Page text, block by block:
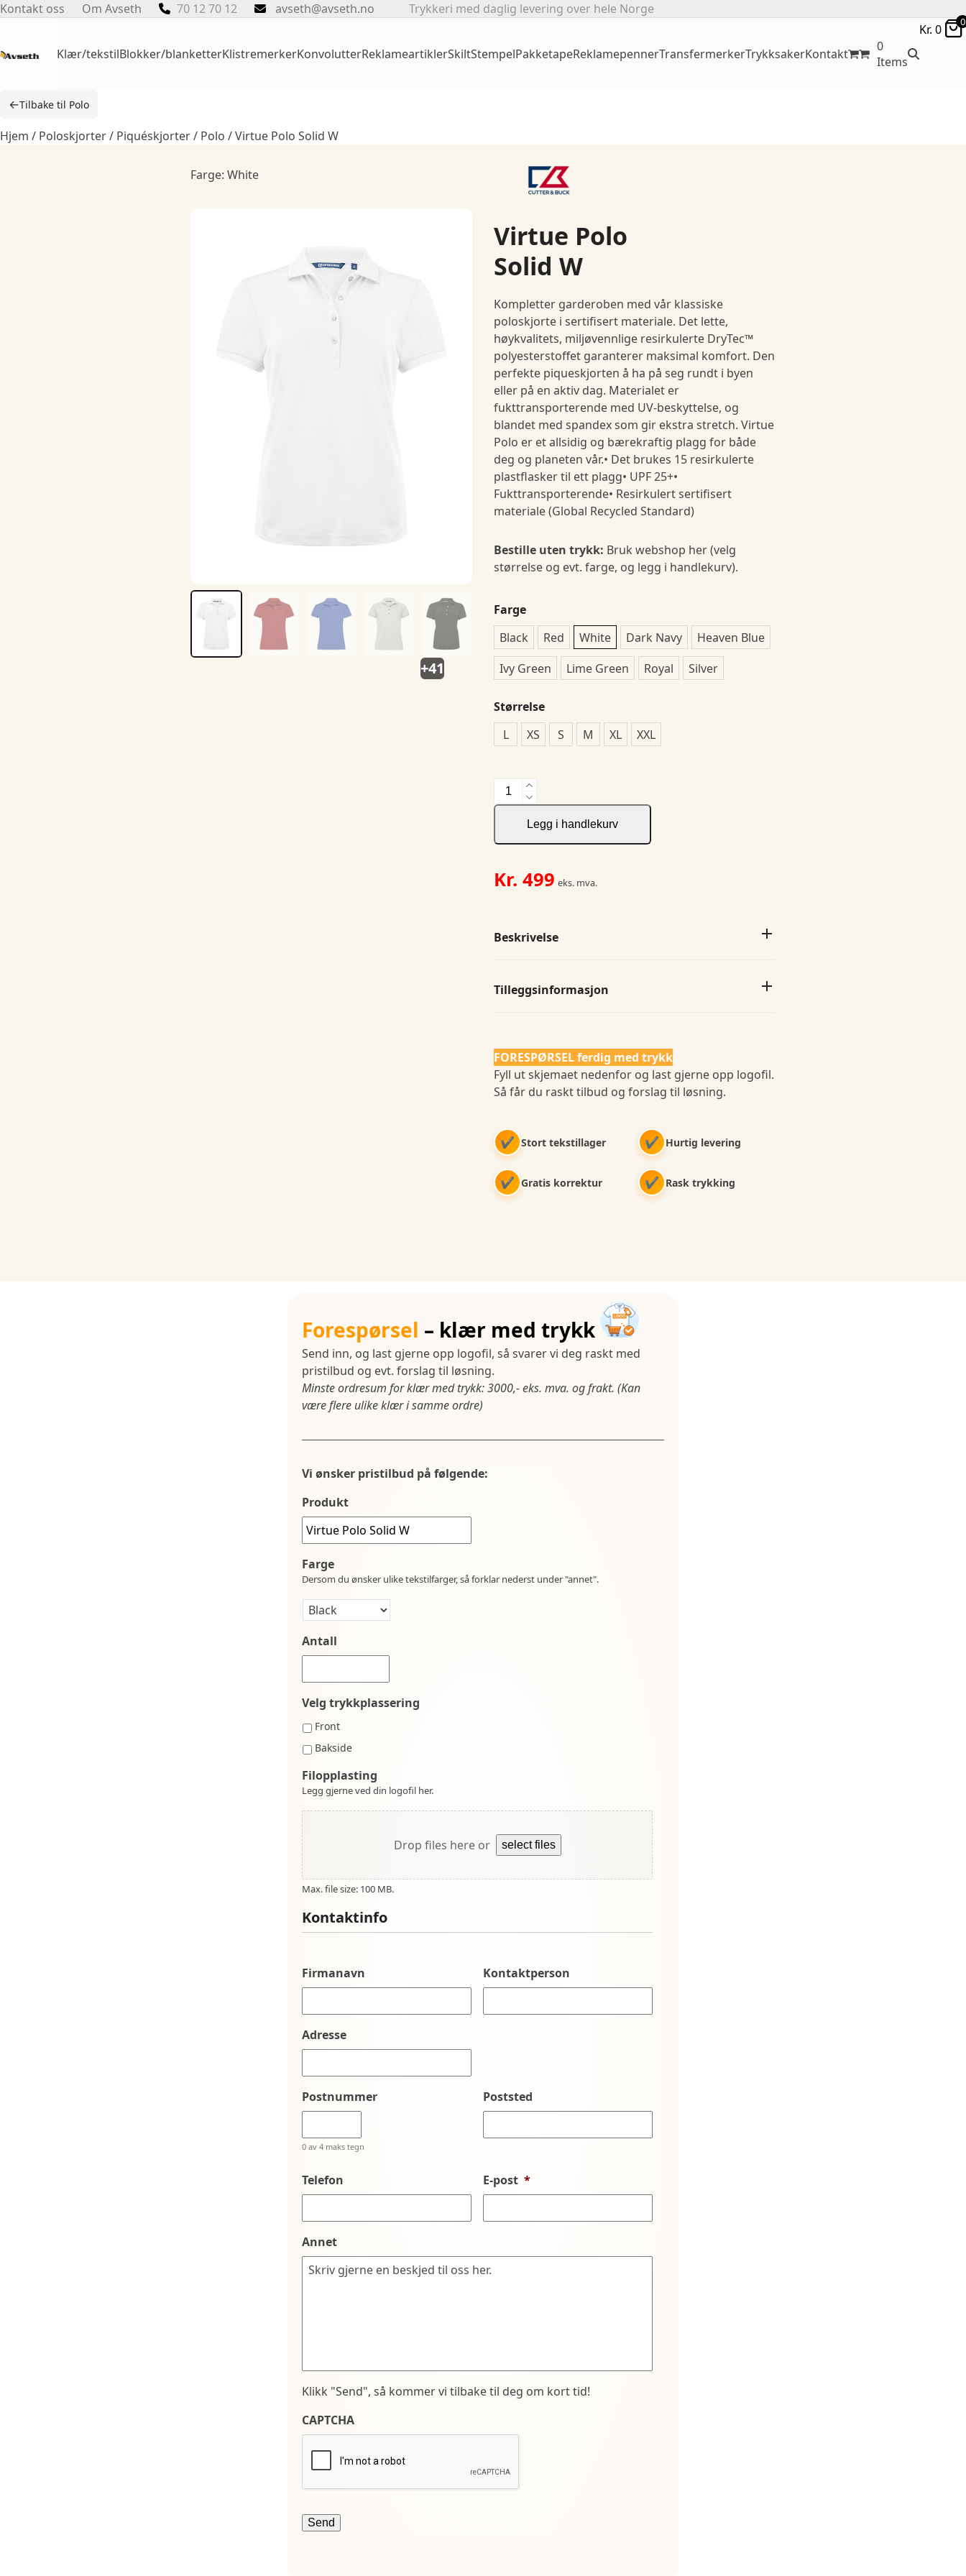
Skip
Kontakt oss Om Avseth 70 12 70 12 avseth@avseth.no Trykkeri med daglig levering over hele Norge
Klær/tekstilBlokker/blanketterKlistremerkerKonvolutterReklameartiklerSkiltStempelPakketapeReklamepennerTransfermerkerTrykksakerKontakt
0
Items
Kr. 0 0
←Tilbake til Polo
Hjem / Poloskjorter / Piquéskjorter/ Polo / Virtue Polo Solid W
Farge: White
+41
Virtue Polo
Solid W
Kompletter garderoben med vår klassiske
poloskjorte i sertifisert materiale. Det lette,
høykvalitets, miljøvennlige resirkulerte DryTec™
polyesterstoffet garanterer maksimal komfort. Den
perfekte piqueskjorten å ha på seg rundt i byen
eller på en aktiv dag. Materialet er
fukttransporterende med UV-beskyttelse, og
blandet med spandex som gir ekstra stretch. Virtue
Polo er et allsidig og bærekraftig plagg for både
deg og planeten vår.• Det brukes 15 resirkulerte
plastflasker til ett plagg• UPF 25+•
Fukttransporterende• Resirkulert sertifisert
materiale (Global Recycled Standard)
Bestille uten trykk: Bruk webshop her (velg
størrelse og evt. farge, og legg i handlekurv).
Farge
Black
Red White Dark Navy
Heaven Blue
Ivy Green
Lime Green Royal Silver
Størrelse
L
XS S M XL XXL
Virtue
Polo
W
Legg i handlekurv
Kr. 499 eks. mva.
Beskrivelse
Tilleggsinformasjon
FORESPØRSEL ferdig med trykk
Fyll ut skjemaet nedenfor og last gjerne opp logofil.
Så får du raskt tilbud og forslag til løsning.
✔ Stort tekstillager ✔ Hurtig levering
✔ Gratis korrektur ✔ Rask trykking
Forespørsel – klær med trykk
Send inn, og last gjerne opp logofil, så svarer vi deg raskt med
pristilbud og evt. forslag til løsning.
Minste ordresum for klær med trykk: 3000,- eks. mva. og frakt. (Kan
være flere ulike klær i samme ordre)
Vi ønsker pristilbud på følgende:
Produkt
Farge
Dersom du ønsker ulike tekstilfarger, så forklar nederst under "annet".
Antall
Velg trykkplassering
Front
Bakside
Filopplasting
Legg gjerne ved din logofil her.
Drop files here or select files
Max. file size: 100 MB.
Kontaktinfo
Firmanavn Kontaktperson
Adresse
Postnummer
0 av 4 maks tegn
Poststed
Telefon E-post *
Annet
Klikk "Send", så kommer vi tilbake til deg om kort tid!
CAPTCHA